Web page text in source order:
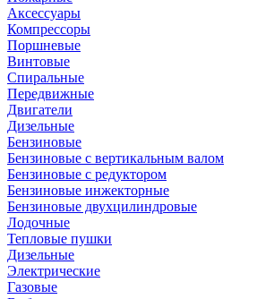
Аксессуары
Компрессоры
Поршневые
Винтовые
Спиральные
Передвижные
Двигатели
Дизельные
Бензиновые
Бензиновые с вертикальным валом
Бензиновые с редуктором
Бензиновые инжекторные
Бензиновые двухцилиндровые
Лодочные
Тепловые пушки
Дизельные
Электрические
Газовые